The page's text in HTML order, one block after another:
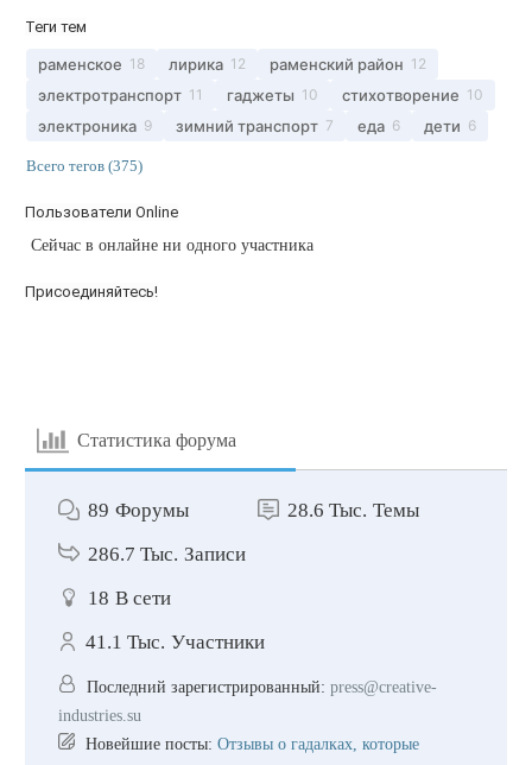
Теги тем
раменское 18 лирика 12 раменский район 12
электротранспорт 11 гаджеты 10 стихотворение 10
электроника 9 зимний транспорт 7 еда 6 дети 6
Всего тегов (375)
Пользователи Online
Сейчас в онлайне ни одного участника
Присоединяйтесь!
Статистика форума
89 Форумы 28.6 Тыс. Темы
286.7 Тыс. Записи
18 В сети
41.1 Тыс. Участники
Последний зарегистрированный: press@creative-
industries.su
Новейшие посты: Отзывы о гадалках, которые